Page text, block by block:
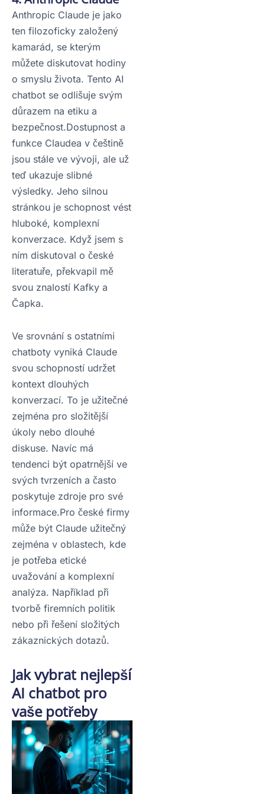
Anthropic Claude je jako
ten filozoficky založený
kamarád, se kterým
můžete diskutovat hodiny
o smyslu života. Tento AI
chatbot se odlišuje svým
důrazem na etiku a
bezpečnost.Dostupnost a
funkce Claudea v češtině
jsou stále ve vývoji, ale už
teď ukazuje slibné
výsledky. Jeho silnou
stránkou je schopnost vést
hluboké, komplexní
konverzace. Když jsem s
ním diskutoval o české
literatuře, překvapil mě
svou znalostí Kafky a
Čapka.
Ve srovnání s ostatními
chatboty vyniká Claude
svou schopností udržet
kontext dlouhých
konverzací. To je užitečné
zejména pro složitější
úkoly nebo dlouhé
diskuse. Navíc má
tendenci být opatrnější ve
svých tvrzeních a často
poskytuje zdroje pro své
informace.Pro české firmy
může být Claude užitečný
zejména v oblastech, kde
je potřeba etické
uvažování a komplexní
analýza. Například při
tvorbě firemních politik
nebo při řešení složitých
zákaznických dotazů.
Jak vybrat nejlepší
AI chatbot pro
vaše potřeby